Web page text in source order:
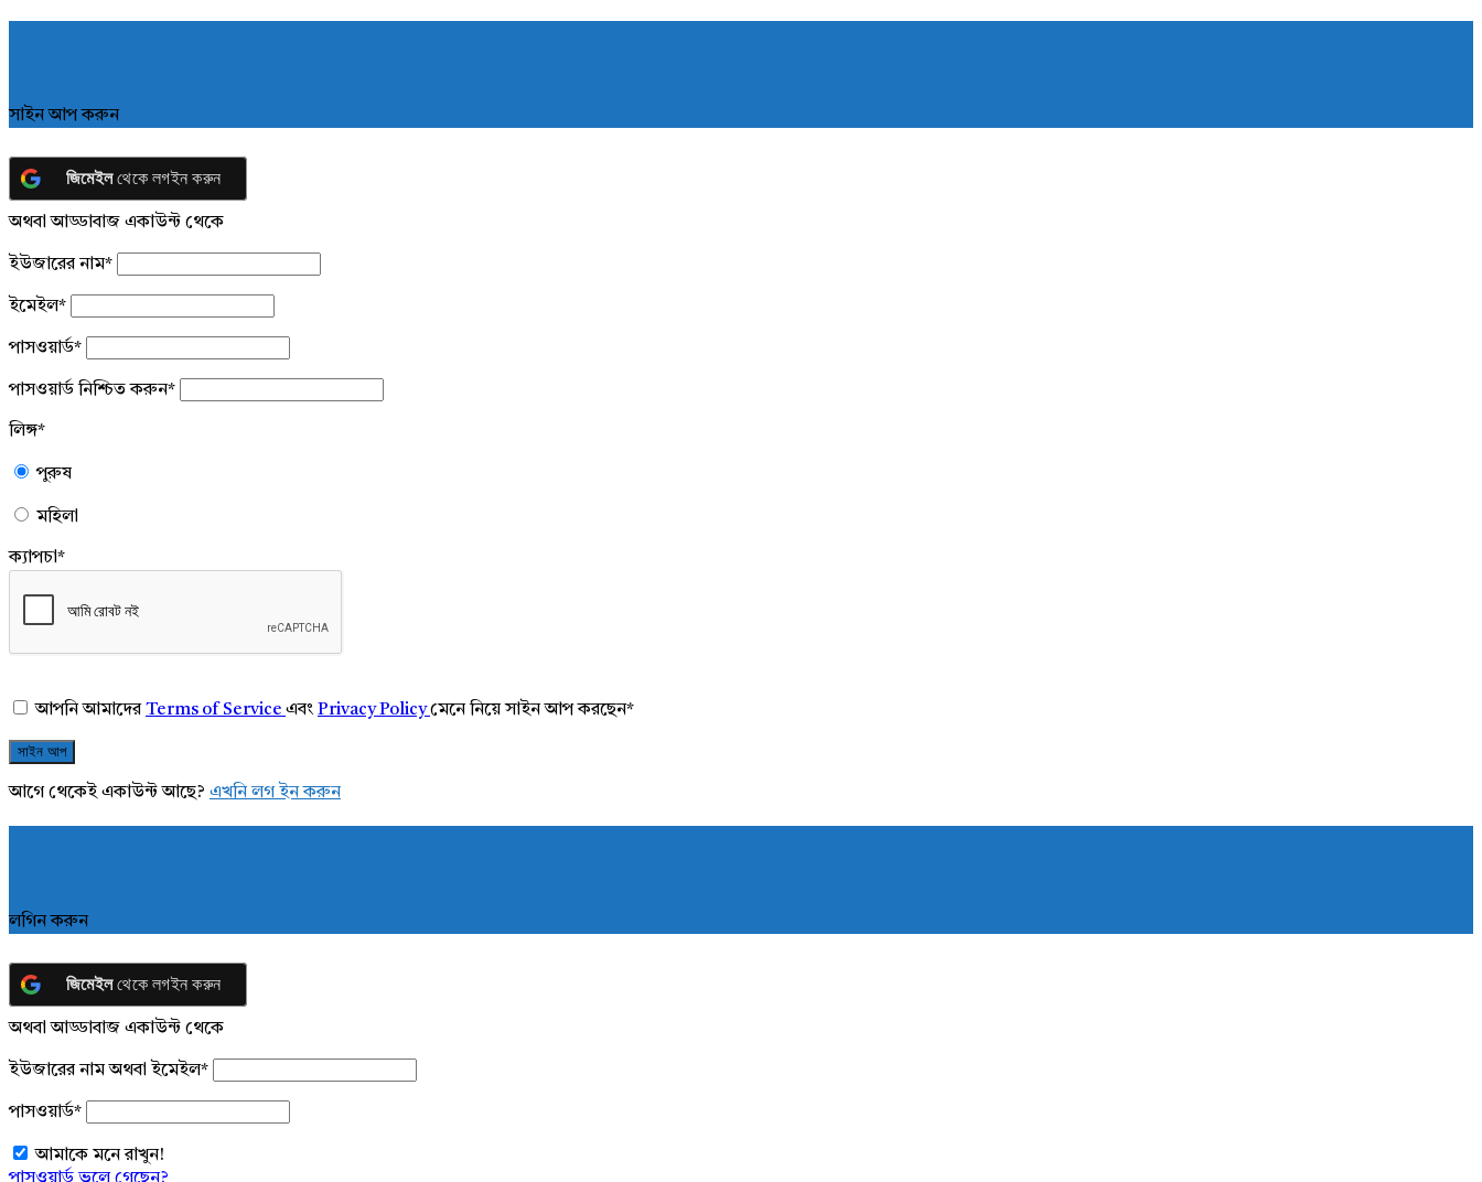
সাইন আপ করুন
জিমেইলথেকে লগইন করুন
অথবা আড্ডাবাজ একাউন্ট থেকে
ইউজারের নাম*
ইমেইল*
পাসওয়ার্ড*
পাসওয়ার্ড নিশ্চিত করুন*
লিঙ্গ*
পুরুষ
মহিলা
ক্যাপচা*
আপনি আমাদেরTerms of Service এবং Privacy Policyমেনে নিয়ে সাইন আপ করছেন*
আগে থেকেই একাউন্ট আছে? এখনি লগ ইন করুন
লগিন করুন
জিমেইলথেকে লগইন করুন
অথবা আড্ডাবাজ একাউন্ট থেকে
ইউজারের নাম অথবা ইমেইল*
পাসওয়ার্ড*
আমাকে মনে রাখুন!